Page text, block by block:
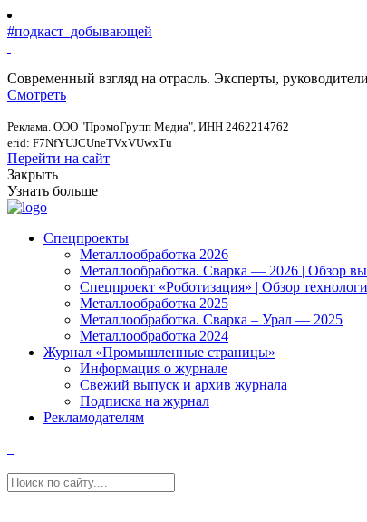
#подкаст_добывающей
Современный взгляд на отрасль. Эксперты,
Смотреть
Реклама. ООО "ПромоГрупп Медиа", ИНН 2462214762
erid: F7NfYUJCUneTVxVUwxTu
Перейти на сайт
Закрыть
Узнать больше
Спецпроекты
Металлообработка 2026
Металлообработка. Сварка — 2026 | Обзор
Спецпроект «Роботизация» | Обзор
Металлообработка 2025
Металлообработка. Сварка – Урал — 2025
Металлообработка 2024
Журнал «Промышленные страницы»
Информация о журнале
Свежий выпуск и архив журнала
Подписка на журнал
Рекламодателям